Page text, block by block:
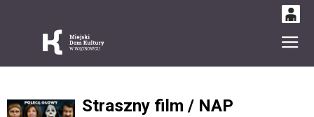
Straszny film / NAP